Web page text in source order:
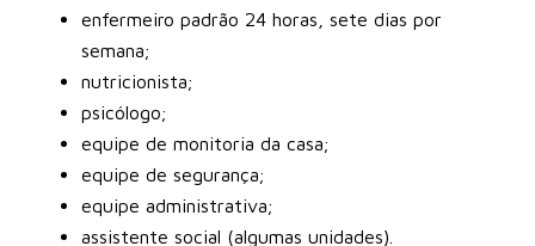
enfermeiro padrão 24 horas, sete dias por
semana;
nutricionista;
psicólogo;
equipe de monitoria da casa;
equipe de segurança;
equipe administrativa;
assistente social (algumas unidades).